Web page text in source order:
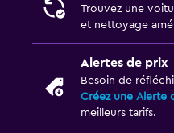
Trouvez une
et nettoyage
Alertes de prix
Besoin de
Créez une Alerte
meilleurs tarifs.